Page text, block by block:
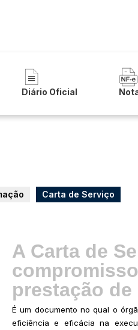
Diário Oficial
Carta de Serviço
A Carta de
prestação
É um documento no qual o
eficiência e eficácia na